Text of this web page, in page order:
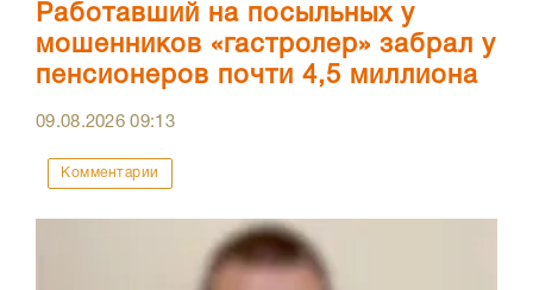
Работавший на посыльных у
мошенников «гастролер» забрал у
пенсионеров почти 4,5 миллиона
09.08.202609:13
Комментарии